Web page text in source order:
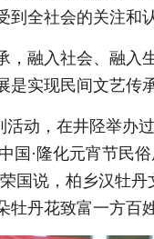
到全社会的关注和
，融入社会、融入
是实现民间文艺传
活动，在井陉举
·隆化元宵节民
国说，柏乡汉牡
牡丹花致富一方百